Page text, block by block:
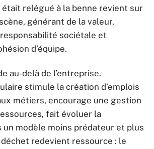
était relégué à la benne revient sur
générant de la valeur,
sociétale et
d’équipe.
au-delà de l’entreprise.
stimule la création d’emplois
métiers, encourage une gestion
fait évoluer la
un modèle moins prédateur et plus
redevient ressource : le